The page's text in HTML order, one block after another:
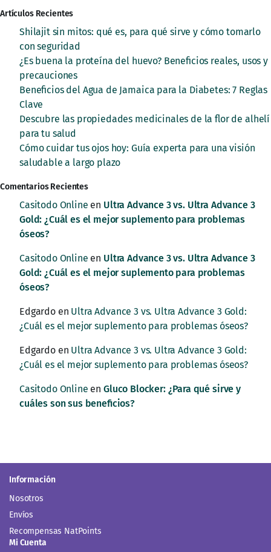
Artículos Recientes
Shilajit sin mitos: qué es, para qué sirve y cómo tomarlo
con seguridad
¿Es buena la proteína del huevo? Beneficios reales, usos y
precauciones
Beneficios del Agua de Jamaica para la Diabetes: 7 Reglas
Clave
Descubre las propiedades medicinales de la flor de alhelí
para tu salud
Cómo cuidar tus ojos hoy: Guía experta para una visión
saludable a largo plazo
Comentarios Recientes
Casitodo Online en Ultra Advance 3 vs. Ultra Advance 3
Gold: ¿Cuál es el mejor suplemento para problemas
óseos?
Casitodo Online en Ultra Advance 3 vs. Ultra Advance 3
Gold: ¿Cuál es el mejor suplemento para problemas
óseos?
Edgardoen Ultra Advance 3 vs. Ultra Advance 3 Gold:
¿Cuál es el mejor suplemento para problemas óseos?
Edgardoen Ultra Advance 3 vs. Ultra Advance 3 Gold:
¿Cuál es el mejor suplemento para problemas óseos?
Casitodo Online en Gluco Blocker: ¿Para qué sirve y
cuáles son sus beneficios?
Información
Nosotros
Envíos
Recompensas NatPoints
Mi Cuenta